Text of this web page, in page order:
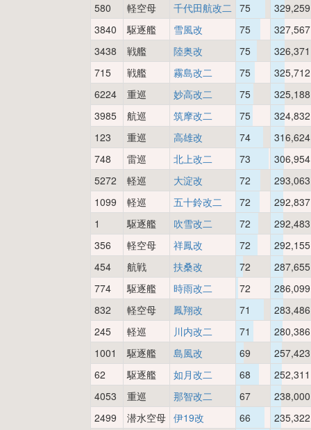
580
軽空母 千代田航改二 75
329,259
3840
駆逐艦 雪風改 75
327,567
3438
戦艦 陸奥改 75
326,371
715
戦艦 霧島改二 75
325,712
6224
重巡 妙高改二 75
325,188
3985
航巡 筑摩改二 75
324,832
123
重巡 高雄改 74
316,624
748
雷巡 北上改二 73
306,954
5272
軽巡 大淀改 72
293,063
1099
軽巡 五十鈴改二 72
292,837
1
駆逐艦 吹雪改二 72
292,483
356
軽空母 祥鳳改 72
292,155
454
航戦 扶桑改 72
287,655
774
駆逐艦 時雨改二 72
286,099
832
軽空母 鳳翔改 71
283,486
245
軽巡 川内改二 71
280,386
1001
駆逐艦 島風改 69
257,423
62
駆逐艦 如月改二 68
252,311
4053
重巡 那智改二 67
238,000
2499
潜水空母 伊19改 66
235,322